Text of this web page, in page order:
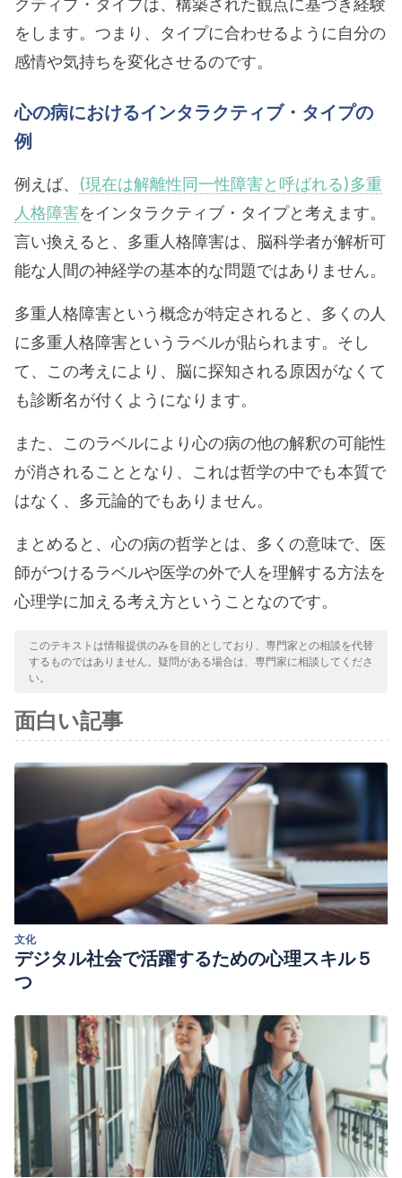
クティブ・タイプは、構築された観点に基づき経験
をします。つまり、タイプに合わせるように自分の
感情や気持ちを変化させるのです。
心の病におけるインタラクティブ・タイプの
例
例えば、 (現在は解離性同一性障害と呼ばれる)多重
人格障害をインタラクティブ・タイプと考えます。
言い換えると、多重人格障害は、脳科学者が解析可
能な人間の神経学の基本的な問題ではありません。
多重人格障害という概念が特定されると、多くの人
に多重人格障害というラベルが貼られます。そし
て、この考えにより、脳に探知される原因がなくて
も診断名が付くようになります。
また、このラベルにより心の病の他の解釈の可能性
が消されることとなり、これは哲学の中でも本質で
はなく、多元論的でもありません。
まとめると、心の病の哲学とは、多くの意味で、医
師がつけるラベルや医学の外で人を理解する方法を
心理学に加える考え方ということなのです。
このテキストは情報提供のみを目的としており、専門家との相談を代替
するものではありません。疑問がある場合は、専門家に相談してくださ
い。
面白い記事
文化
デジタル社会で活躍するための心理スキル５
つ